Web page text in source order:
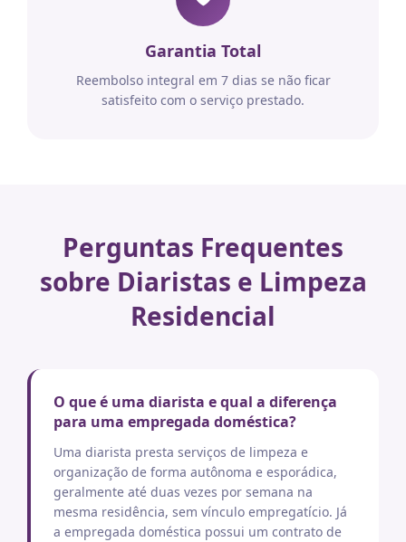
Garantia Total
Reembolso integral em 7 dias se não ficar
satisfeito com o serviço prestado.
Perguntas Frequentes
sobre Diaristas e Limpeza
Residencial
O que é uma diarista e qual a diferença
para uma empregada doméstica?
Uma diarista presta serviços de limpeza e
organização de forma autônoma e esporádica,
geralmente até duas vezes por semana na
mesma residência, sem vínculo empregatício. Já
a empregada doméstica possui um contrato de